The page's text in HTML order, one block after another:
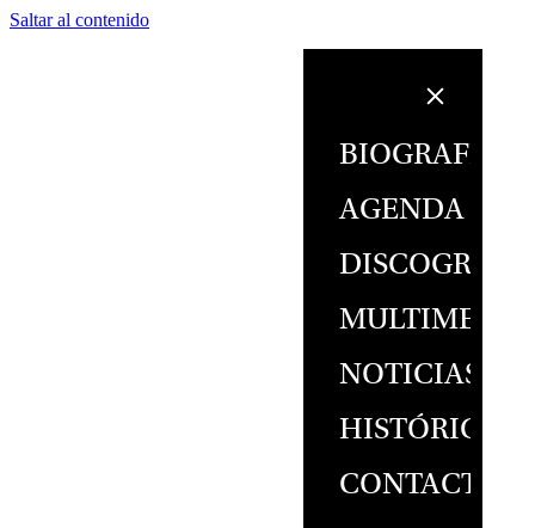
Saltar al contenido
BIOGRAFÍA
AGENDA
MULTIMEDIA
NOTICIAS
HISTÓRICO
CONTACTO